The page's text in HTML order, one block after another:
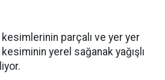
parçalı ve yer yer
yerel sağanak yağışlı